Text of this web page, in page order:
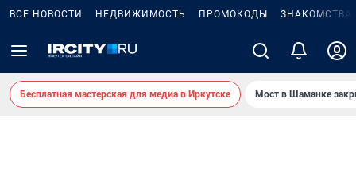
ВСЕ НОВОСТИ НЕДВИЖИМОСТЬ ПРОМОКОДЫ ЗНАКОМСТВА
Бесплатная мастерская для медиа в Иркутске Мост в Шаманке